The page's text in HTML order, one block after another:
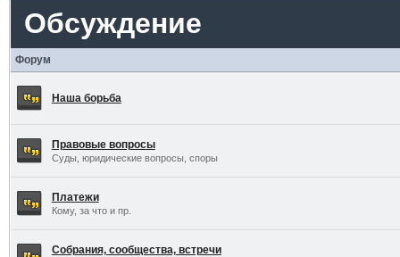
Обсуждение
Форум
Наша борьба
Правовые вопросы
Суды, юридические вопросы, споры
Платежи
Кому, за что и пр.
Собрания, сообщества, встречи